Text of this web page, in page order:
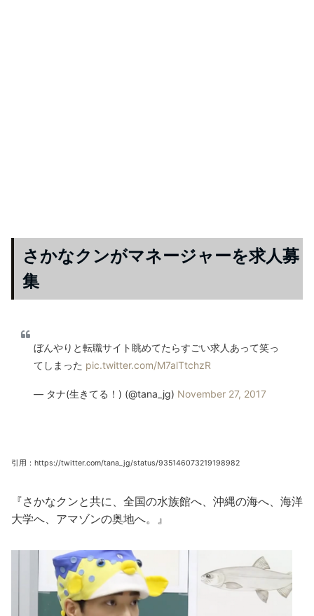
さかなクンがマネージャーを求人募
集
ぼんやりと転職サイト眺めてたらすごい求人あって笑っ
てしまった pic.twitter.com/M7alTtchzR
— タナ(生きてる！) (@tana_jg) November 27, 2017
引用：https://twitter.com/tana_jg/status/935146073219198982
『さかなクンと共に、全国の水族館へ、沖縄の海へ、海洋
大学へ、アマゾンの奥地へ。』